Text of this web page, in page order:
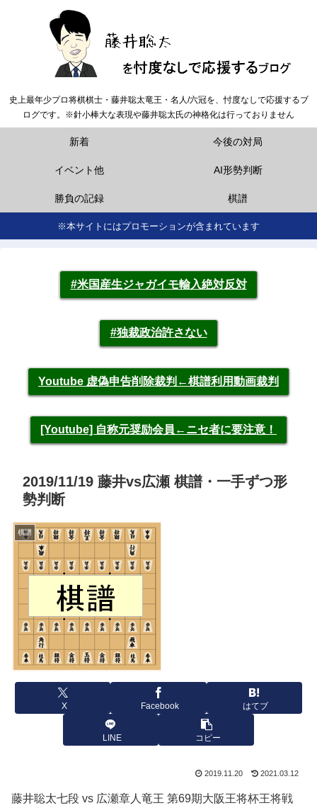
史上最年少プロ将棋棋士・藤井聡太竜王・名人/六冠を、忖度なしで応援するブ
ログです。※針小棒大な表現や藤井聡太氏の神格化は行っておりません
新着 今後の対局
イベント他 AI形勢判断
勝負の記録 棋譜
※本サイトにはプロモーションが含まれています
#米国産生ジャガイモ輸入絶対反対
#独裁政治許さない
Youtube 虚偽申告削除裁判←棋譜利用動画裁判
[Youtube] 自称元奨励会員←ニセ者に要注意！
2019/11/19 藤井vs広瀬 棋譜・一手ずつ形
勢判断
棋譜
X Facebook はてブ
LINE コピー
2019.11.20 2021.03.12
藤井聡太七段 vs 広瀬章人竜王 第69期大阪王将杯王将戦